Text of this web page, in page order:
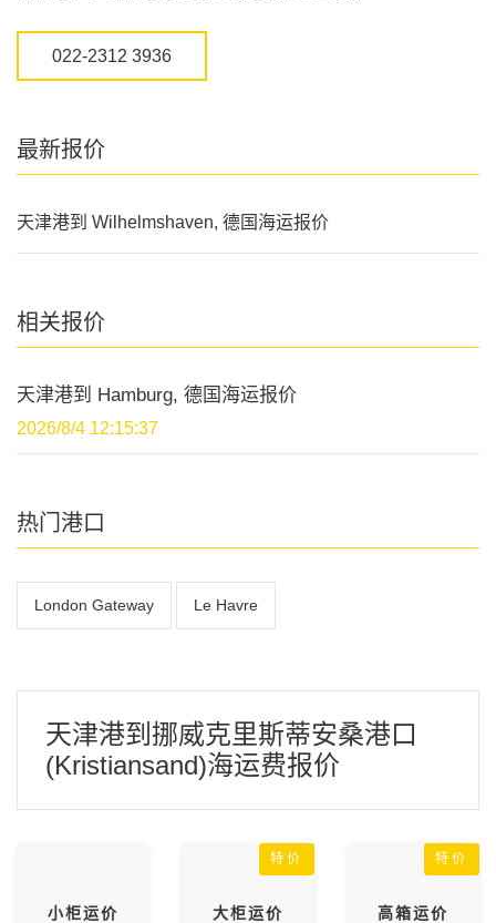
022-2312 3936
最新报价
天津港到 Wilhelmshaven, 德国海运报价
相关报价
天津港到 Hamburg, 德国海运报价
2026/8/4 12:15:37
热门港口
London Gateway Le Havre
天津港到挪威克里斯蒂安桑港口
(Kristiansand)海运费报价
小柜运价
特价
大柜运价
特价
高箱运价